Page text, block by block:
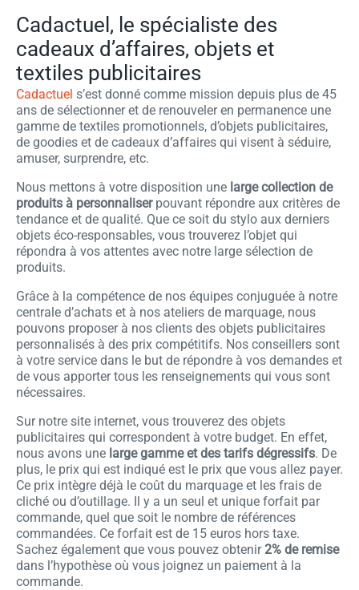
Cadactuel, le spécialiste des
cadeaux d’affaires, objets et
textiles publicitaires
Cadactuel s’est donné comme mission depuis plus de 45
ans de sélectionner et de renouveler en permanence une
gamme de textiles promotionnels, d’objets publicitaires,
de goodies et de cadeaux d’affaires qui visent à séduire,
amuser, surprendre, etc.
Nous mettons à votre disposition une large collection de
produits à personnaliserpouvant répondre aux critères de
tendance et de qualité. Que ce soit du stylo aux derniers
objets éco-responsables, vous trouverez l’objet qui
répondra à vos attentes avec notre large sélection de
produits.
Grâce à la compétence de nos équipes conjuguée à notre
centrale d’achats et à nos ateliers de marquage, nous
pouvons proposer à nos clients des objets publicitaires
personnalisés à des prix compétitifs. Nos conseillers sont
à votre service dans le but de répondre à vos demandes et
de vous apporter tous les renseignements qui vous sont
nécessaires.
Sur notre site internet, vous trouverez des objets
publicitaires qui correspondent à votre budget. En effet,
nous avons une large gamme et des tarifs dégressifs. De
plus, le prix qui est indiqué est le prix que vous allez payer.
Ce prix intègre déjà le coût du marquage et les frais de
cliché ou d’outillage. Il y a un seul et unique forfait par
commande, quel que soit le nombre de références
commandées. Ce forfait est de 15 euros hors taxe.
Sachez également que vous pouvez obtenir2% de remise
dans l’hypothèse où vous joignez un paiement à la
commande.